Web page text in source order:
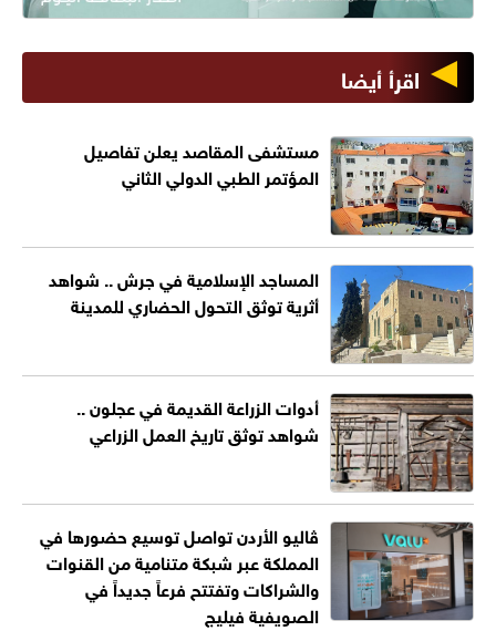
اقرأ أيضا
مستشفى المقاصد يعلن تفاصيل
المؤتمر الطبي الدولي الثاني
المساجد الإسلامية في جرش .. شواهد
أثرية توثق التحول الحضاري للمدينة
أدوات الزراعة القديمة في عجلون ..
شواهد توثق تاريخ العمل الزراعي
ڤاليو الأردن تواصل توسيع حضورها في
المملكة عبر شبكة متنامية من القنوات
والشراكات وتفتتح فرعاً جديداً في
الصويفية فيليج